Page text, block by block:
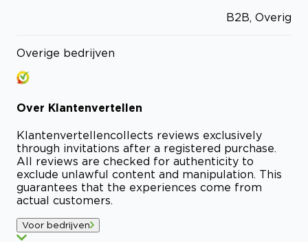
B2B, Overig
Overige bedrijven
Over Klantenvertellen
Klantenvertellencollects reviews exclusively
through invitations after a registered purchase.
All reviews are checked for authenticity to
exclude unlawful content and manipulation. This
guarantees that the experiences come from
actual customers.
Voor bedrijven